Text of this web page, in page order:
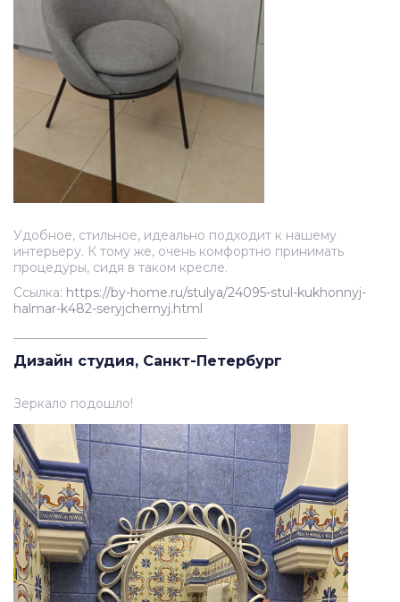
Удобное, стильное, идеально подходит к нашему
интерьеру. К тому же, очень комфортно принимать
процедуры, сидя в таком кресле.
Ссылка: https://by-home.ru/stulya/24095-stul-kukhonnyj-
halmar-k482-seryjchernyj.html
Дизайн студия, Санкт-Петербург
Зеркало подошло!